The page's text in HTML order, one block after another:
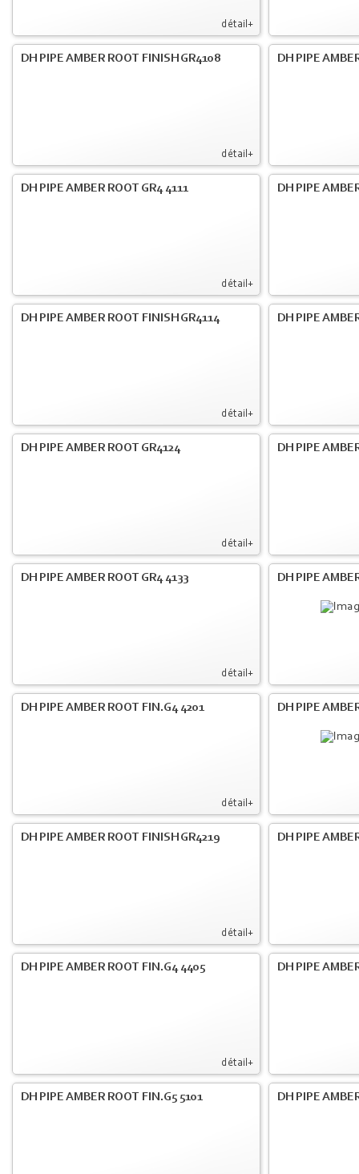
détail+
détail+
DH PIPE AMBER ROOT FINISH GR4108 DH PIPE
détail+
DH PIPE AMBER ROOT GR4 4111 DH PIPE
détail+
DH PIPE AMBER ROOT FINISH GR4114 DH PIPE
détail+
DH PIPE AMBER ROOT GR4124 DH PIPE
détail+
DH PIPE AMBER ROOT GR4 4133 DH PIPE
détail+
DH PIPE AMBER ROOT FIN.G4 4201 DH PIPE
détail+
DH PIPE AMBER ROOT FINISH GR4219 DH PIPE
détail+
DH PIPE AMBER ROOT FIN.G4 4405 DH PIPE
DH PIPE AMBER ROOT FIN.G5 5101 DH PIPE